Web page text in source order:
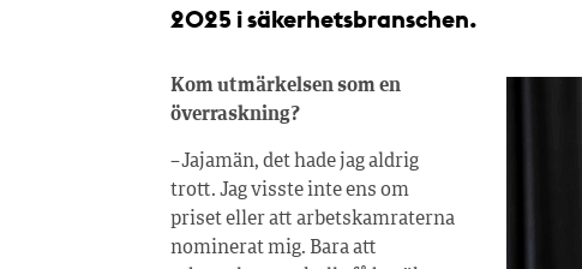
2025 i säkerhetsbranschen.
Kom utmärkelsen som en
överraskning?
– Jajamän, det hade jag aldrig
trott. Jag visste inte ens om
priset eller att arbetskamraterna
nominerat mig. Bara att